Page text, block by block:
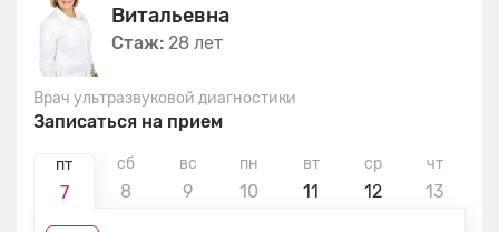
Витальевна
Стаж: 28 лет
Врач ультразвуковой диагностики
Записаться на прием
пт
7
сб
8
вс
9
пн
10
вт
11
ср
12
чт
13